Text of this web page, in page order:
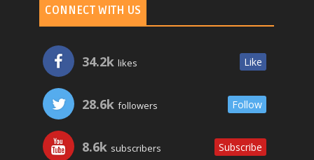
CONNECT WITH US
34.2k likes Like
28.6k followers Follow
8.6k subscribers Subscribe